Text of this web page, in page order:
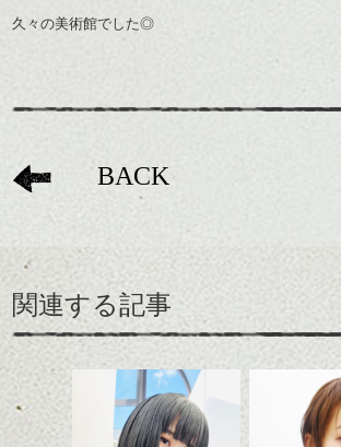
久々の美術館でした◎
BACK
関連する記事